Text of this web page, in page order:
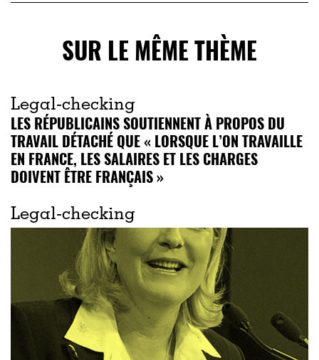
SUR LE MÊME THÈME
Legal-checking
LES RÉPUBLICAINS SOUTIENNENT À PROPOS DU
TRAVAIL DÉTACHÉ QUE « LORSQUE L’ON TRAVAILLE
EN FRANCE, LES SALAIRES ET LES CHARGES
DOIVENT ÊTRE FRANÇAIS »
Legal-checking